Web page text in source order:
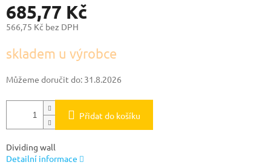
685,77 Kč
566,75 Kč bez DPH
cena:
skladem u výrobce
Můžeme doručit do: 31.8.2026
Přidat do košíku
Dividing wall
Detailní informace